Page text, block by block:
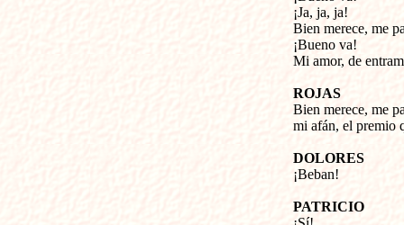
¡Ja, ja, ja!
Bien merece, me
¡Bueno va!
Mi amor, de
ROJAS
Bien merece, me
mi afán, el premio
DOLORES
¡Beban!
PATRICIO